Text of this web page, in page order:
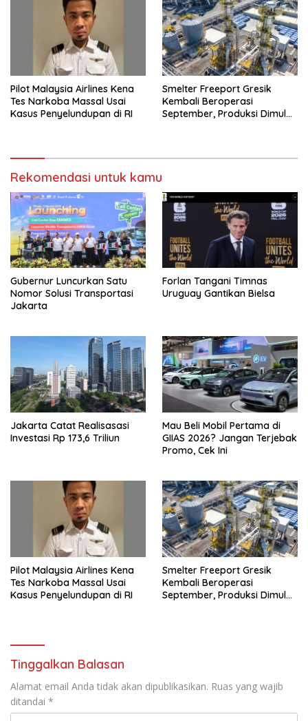
Pilot Malaysia Airlines Kena
Tes Narkoba Massal Usai
Kasus Penyelundupan di RI
Smelter Freeport Gresik
Kembali Beroperasi
September, Produksi Dimulai
Rekomendasi untuk kamu
Gubernur Luncurkan Satu
Nomor Solusi Transportasi
Jakarta
Forlan Tangani Timnas
Uruguay Gantikan Bielsa
Jakarta Catat Realisasasi
Investasi Rp 173,6 Triliun
Mau Beli Mobil Pertama di
GIIAS 2026? Jangan Terjebak
Promo, Cek Ini
Pilot Malaysia Airlines Kena
Tes Narkoba Massal Usai
Kasus Penyelundupan di RI
Smelter Freeport Gresik
Kembali Beroperasi
September, Produksi Dimulai
Tinggalkan Balasan
Alamat email Anda tidak akan dipublikasikan. Ruas yang wajib
ditandai *